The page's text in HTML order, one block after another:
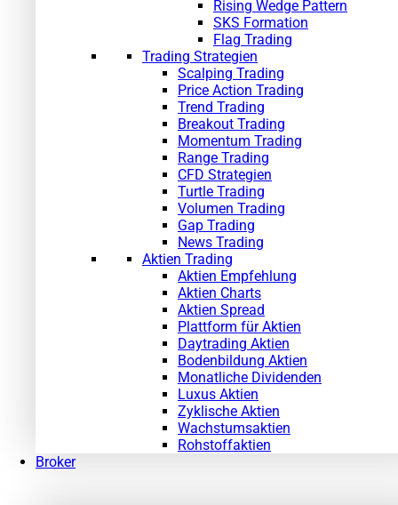
Rising Wedge Pattern
SKS Formation
Flag Trading
Trading Strategien
Scalping Trading
Price Action Trading
Trend Trading
Breakout Trading
Momentum Trading
Range Trading
CFD Strategien
Turtle Trading
Volumen Trading
Gap Trading
News Trading
Aktien Trading
Aktien Empfehlung
Aktien Charts
Aktien Spread
Plattform für Aktien
Daytrading Aktien
Bodenbildung Aktien
Monatliche Dividenden
Luxus Aktien
Zyklische Aktien
Wachstumsaktien
Rohstoffaktien
Broker